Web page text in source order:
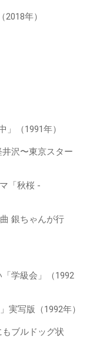
年）
」（1991年）
沢〜東京スター
「秋桜 -
銀ちゃんが行
学級会」（1992
実写版（1992年）
ブルドッグ状